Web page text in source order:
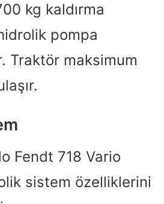
kg kaldırma
pompa
Traktör maksimum
Fendt 718 Vario
sistem özelliklerini